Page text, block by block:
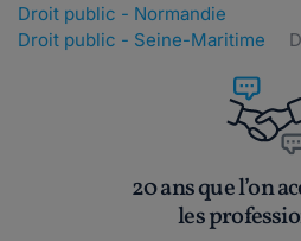
Droit public - Normandie
Droit public - Seine-Maritime
20 ans que l’on
les